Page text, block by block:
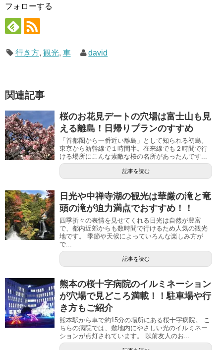
フォローする
行き方, 観光, 車 david
関連記事
桜のお花見デートの穴場は富士山も見
える離島！日帰りプランのすすめ
「首都圏から一番近い離島」として知られる初島。
東京から新幹線で１時間半。在来線でも２時間で行
ける場所にこんな素敵な桜の名所があったんです...
記事を読む
日光や中禅寺湖の観光は華厳の滝と竜
頭の滝が迫力満点でおすすめ！！
四季折々の表情を見せてくれる日光は自然が豊富
で、都内近郊からも数時間で行けるため人気の観光
地です。 季節や天候によっていろんな楽しみ方が
で...
記事を読む
熊本の桜十字病院のイルミネーション
が穴場で見どころ満載！！駐車場や行
き方もご紹介
熊本駅から車で約15分の場所にある桜十字病院。 こ
ちらの病院では、敷地内にやさしい光のイルミネー
ションが点灯されています。 以前友人のお...